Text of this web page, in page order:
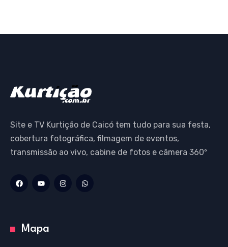
Site e TV Kurtição de Caicó tem tudo para sua festa,
cobertura fotográfica, filmagem de eventos,
transmissão ao vivo, cabine de fotos e câmera 360º
Mapa